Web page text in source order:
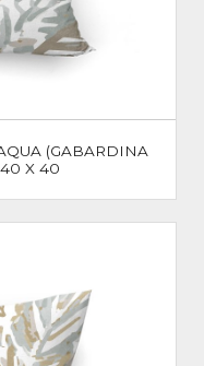
(GABARDINA
X 40